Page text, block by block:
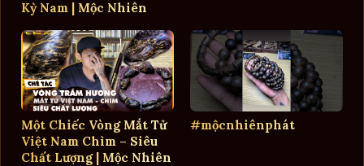
Kỳ Nam | Mộc Nhiên
Một Chiếc Vòng Mắt Tử
Việt Nam Chìm – Siêu
Chất Lượng | Mộc Nhiên
#mộcnhiênphát